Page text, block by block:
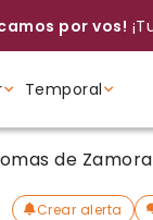
por vos!
Temporal
de Zamora
Crear alerta